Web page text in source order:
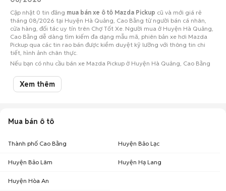
Cập nhật 0 tin đăng mua bán xe ô tô Mazda Pickup cũ và mới giá rẻ
tháng 08/2026 tại Huyện Hà Quảng, Cao Bằng từ người bán cá nhân,
cửa hàng, đối tác uy tín trên Chợ Tốt Xe. Người mua ở Huyện Hà Quảng,
Cao Bằng dễ dàng tìm kiếm đa dạng mẫu mã, phiên bản xe hơi Mazda
Pickup qua các tin rao bán được kiểm duyệt kỹ lưỡng với thông tin chi
tiết, hình ảnh chân thực.
Nếu bạn có nhu cầu bán xe Mazda Pickup ở Huyện Hà Quảng, Cao Bằng
người mua oto tiềm năng!
Xem thêm
Mua bán ô tô
Thành phố Cao Bằng Huyện Bảo Lạc
Huyện Bảo Lâm Huyện Hạ Lang
Huyện Hòa An